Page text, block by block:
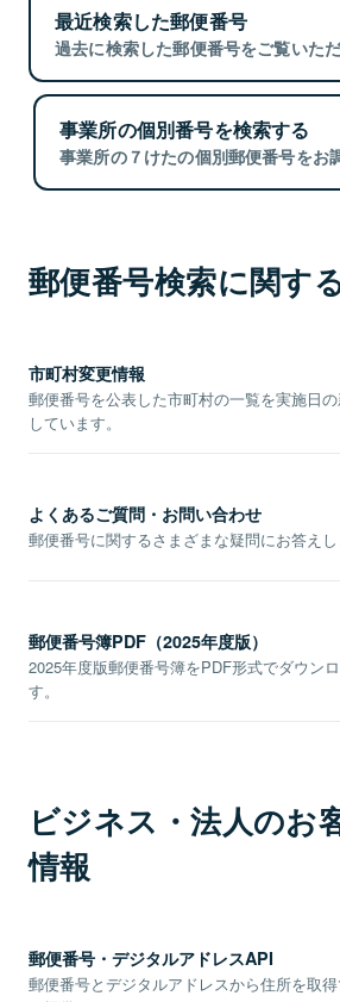
最近検索した郵便番号
過去に検索した郵便番号をご覧いただ
事業所の個別番号を検索する
事業所の７けたの個別郵便番号をお
郵便番号検索に関す
市町村変更情報
郵便番号を公表した市町村の一覧を実施日
しています。
よくあるご質問・お問い合わせ
郵便番号に関するさまざまな疑問にお答えし
郵便番号簿PDF（2025年度版）
2025年度版郵便番号簿をPDF形式でダウン
す。
ビジネス・法人のお
情報
郵便番号・デジタルアドレスAPI
郵便番号とデジタルアドレスから住所を取